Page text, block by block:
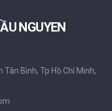
NGUYEN
Bình, Tp Hồ Chí Minh,